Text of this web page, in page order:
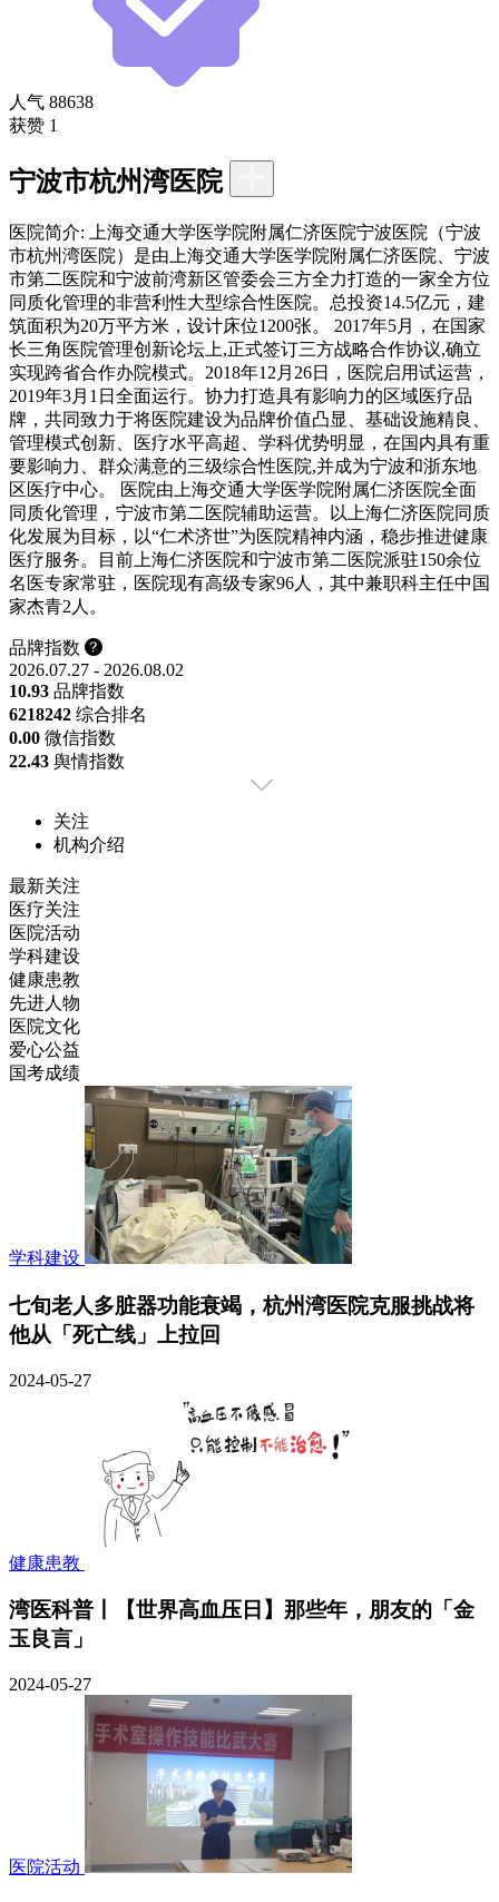
人气 88638
获赞 1
宁波市杭州湾医院
医院简介: 上海交通大学医学院附属仁济医院宁波医院（宁波
市杭州湾医院）是由上海交通大学医学院附属仁济医院、宁波
市第二医院和宁波前湾新区管委会三方全力打造的一家全方位
同质化管理的非营利性大型综合性医院。总投资14.5亿元，建
筑面积为20万平方米，设计床位1200张。 2017年5月，在国家
长三角医院管理创新论坛上,正式签订三方战略合作协议,确立
实现跨省合作办院模式。2018年12月26日，医院启用试运营，
2019年3月1日全面运行。协力打造具有影响力的区域医疗品
牌，共同致力于将医院建设为品牌价值凸显、基础设施精良、
管理模式创新、医疗水平高超、学科优势明显，在国内具有重
要影响力、群众满意的三级综合性医院,并成为宁波和浙东地
区医疗中心。 医院由上海交通大学医学院附属仁济医院全面
同质化管理，宁波市第二医院辅助运营。以上海仁济医院同质
化发展为目标，以“仁术济世”为医院精神内涵，稳步推进健康
医疗服务。目前上海仁济医院和宁波市第二医院派驻150余位
名医专家常驻，医院现有高级专家96人，其中兼职科主任中国
家杰青2人。
品牌指数
2026.07.27 - 2026.08.02
10.93 品牌指数
6218242 综合排名
0.00 微信指数
22.43 舆情指数
关注
机构介绍
最新关注
医疗关注
医院活动
学科建设
健康患教
先进人物
医院文化
爱心公益
国考成绩
学科建设
七旬老人多脏器功能衰竭，杭州湾医院克服挑战将
他从「死亡线」上拉回
2024-05-27
健康患教
湾医科普丨【世界高血压日】那些年，朋友的「金
玉良言」
2024-05-27
医院活动